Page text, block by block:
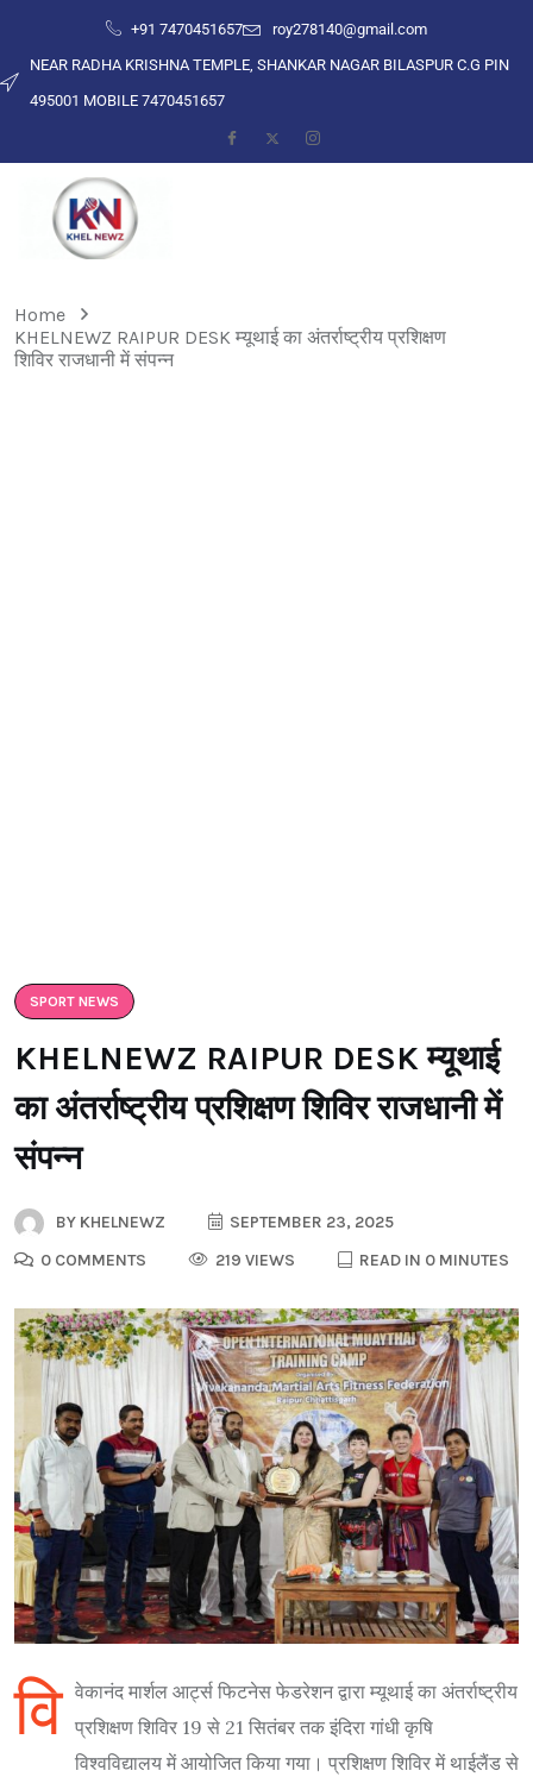
+91 7470451657
roy278140@gmail.com
NEAR RADHA KRISHNA TEMPLE, SHANKAR NAGAR BILASPUR C.G PIN
495001 MOBILE 7470451657
Home
KHELNEWZ RAIPUR DESK म्यूथाई का अंतर्राष्ट्रीय प्रशिक्षण
शिविर राजधानी में संपन्न
SPORT NEWS
KHELNEWZ RAIPUR DESK म्यूथाई
का अंतर्राष्ट्रीय प्रशिक्षण शिविर राजधानी में
संपन्न
BY KHELNEWZ
SEPTEMBER 23, 2025
0 COMMENTS
219 VIEWS READ IN 0 MINUTES
वि वेकानंद मार्शल आर्ट्स फिटनेस फेडरेशन द्वारा म्यूथाई का अंतर्राष्ट्रीय
प्रशिक्षण शिविर 19 से 21 सितंबर तक इंदिरा गांधी कृषि
विश्वविद्यालय में आयोजित किया गया। प्रशिक्षण शिविर में थाईलैंड से